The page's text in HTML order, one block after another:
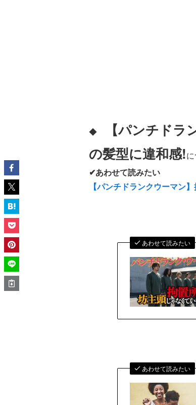
◆
【パンチド
の髪型に違和感!
✔あわせて読みたい
【パンチドランクウーマン
あわせて読みたい
あわせて読みたい